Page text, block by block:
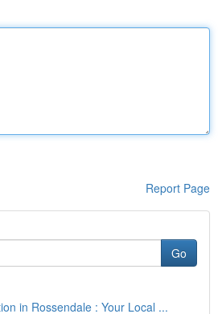
Report Page
Go
in Rossendale : Your Local ...